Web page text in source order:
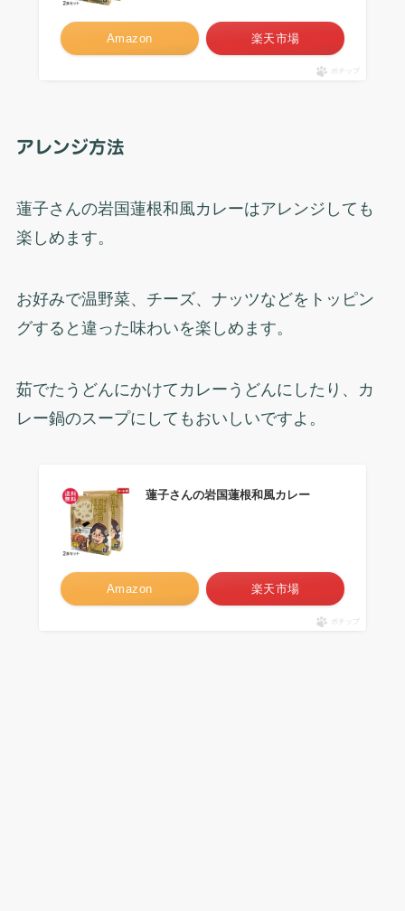
Amazon 楽天市場
ポチップ
アレンジ方法
蓮子さんの岩国蓮根和風カレーはアレンジしても
楽しめます。
お好みで温野菜、チーズ、ナッツなどをトッピン
グすると違った味わいを楽しめます。
茹でたうどんにかけてカレーうどんにしたり、カ
レー鍋のスープにしてもおいしいですよ。
蓮子さんの岩国蓮根和風カレー
Amazon 楽天市場
ポチップ